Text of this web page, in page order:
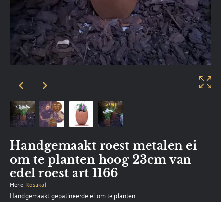
Handgemaakt roest metalen ei
om te planten hoog 23cm van
edel roest art 1166
Merk: Rostikal
Handgemaakt gepatineerde ei om te planten